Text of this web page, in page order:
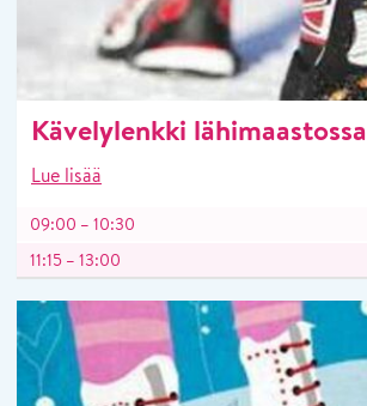
Kävelylenkki lähimaastossa
Lue lisää
09:00 – 10:30
11:15 – 13:00